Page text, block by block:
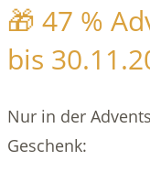
🎁 47 %
bis
Nur in der
Geschenk: